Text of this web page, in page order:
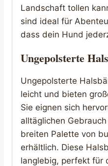
Landschaft tollen
sind ideal für
dass dein Hund
Ungepolsterte
Ungepolsterte
leicht und bieten
Sie eignen sich
alltäglichen
breiten Palette von
erhältlich. Diese
langlebig, perfekt für